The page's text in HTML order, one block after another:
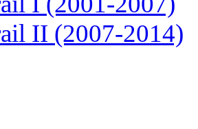
II (2007-2014)